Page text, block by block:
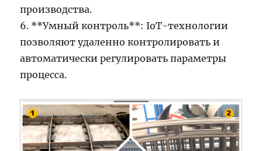
производства.
6. **Умный контроль**: IoT-технологии
позволяют удаленно контролировать и
автоматически регулировать параметры
процесса.